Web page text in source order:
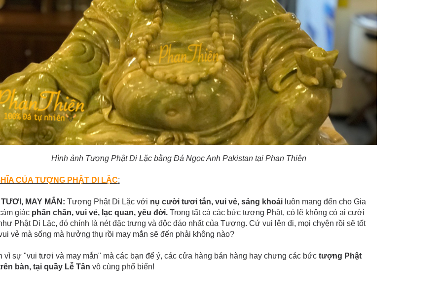
Hình ảnh Tượng Phật Di Lặc bằng Đá Ngọc Anh Pakistan tại Phan Thiên
CỦA TƯỢNG PHẬT DI LẶC:
MAY MẮN: Tượng Phật Di Lặc với nụ cười tươi tắn, vui vẻ, sảng khoái luôn mang đến cho Gia
giác phấn chấn, vui vẻ, lạc quan, yêu đời.Trong tất cả các bức tượng Phật, có lẽ không có ai cười
Phật Di Lặc, đó chính là nét đặc trưng và độc đáo nhất của Tượng. Cứ vui lên đi, mọi chyện rồi sẽ tốt
vẻ mà sống mà hưởng thụ rồi may mắn sẽ đến phải không nào?
vì sự "vui tươi và may mắn" mà các bạn để ý, các cửa hàng bán hàng hay chưng các bức tượng Phật
bàn, tại quầy Lễ Tân vô cùng phổ biến!